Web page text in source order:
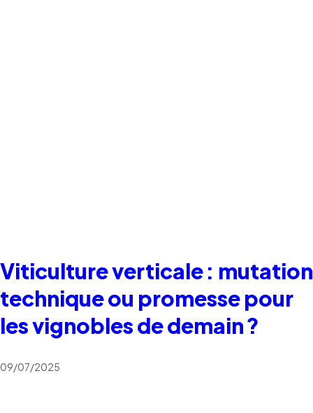
Viticulture verticale : mutation
technique ou promesse pour
les vignobles de demain ?
09/07/2025